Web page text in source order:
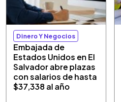
Dinero Y Negocios
Embajada de
Estados Unidos en El
Salvador abre plazas
con salarios de hasta
$37,338 al año